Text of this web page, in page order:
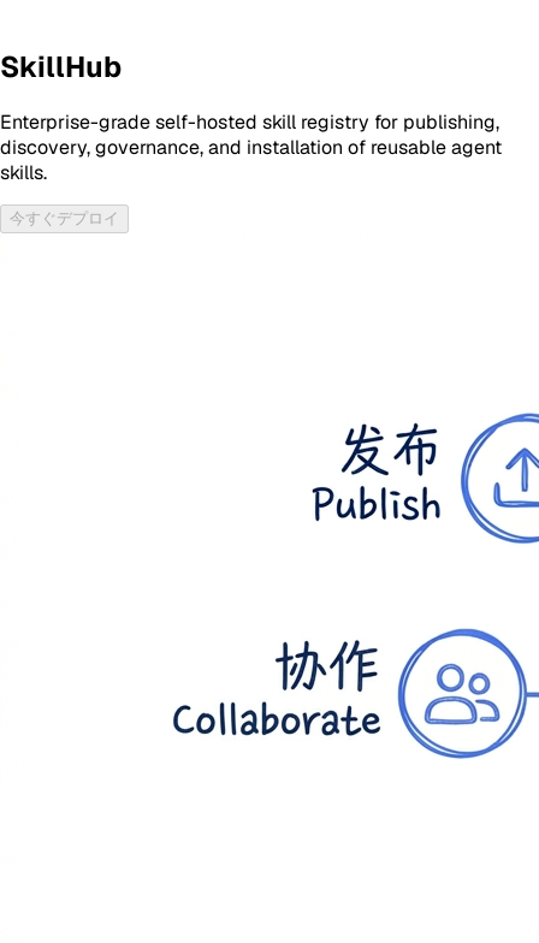
SkillHub
Enterprise-grade self-hosted skill registry for publishing,
discovery, governance, and installation of reusable agent
skills.
今すぐデプロイ